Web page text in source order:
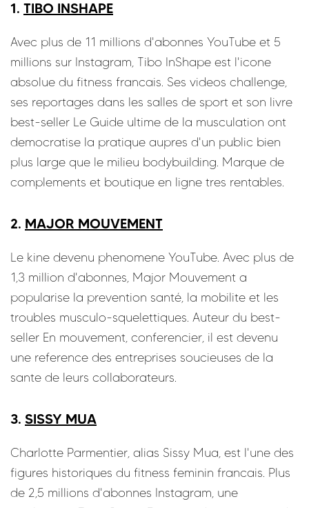
1. TIBO INSHAPE
Avec plus de 11 millions d'abonnes YouTube et 5
millions sur Instagram, Tibo InShape est l'icone
absolue du fitness francais. Ses videos challenge,
ses reportages dans les salles de sport et son livre
best-seller Le Guide ultime de la musculation ont
democratise la pratique aupres d'un public bien
plus large que le milieu bodybuilding. Marque de
complements et boutique en ligne tres rentables.
2. MAJOR MOUVEMENT
Le kine devenu phenomene YouTube. Avec plus de
1,3 million d'abonnes, Major Mouvement a
popularise la prevention santé, la mobilite et les
troubles musculo-squelettiques. Auteur du best-
seller En mouvement, conferencier, il est devenu
une reference des entreprises soucieuses de la
sante de leurs collaborateurs.
3. SISSY MUA
Charlotte Parmentier, alias Sissy Mua, est l'une des
figures historiques du fitness feminin francais. Plus
de 2,5 millions d'abonnes Instagram, une